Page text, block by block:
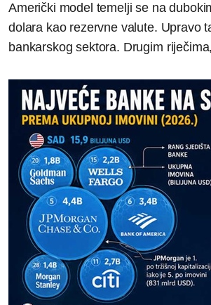
Američki model temelji se na
dolara kao rezervne valute. Upravo
bankarskog sektora. Drugim